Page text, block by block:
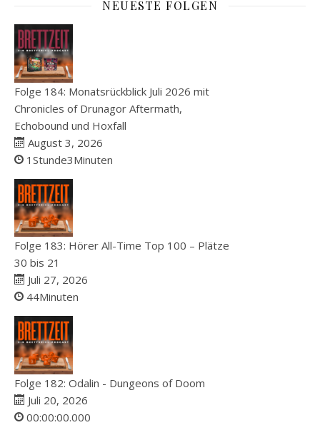
NEUESTE FOLGEN
Folge 184: Monatsrückblick Juli 2026 mit
Chronicles of Drunagor Aftermath,
Echobound und Hoxfall
August 3, 2026
1Stunde3Minuten
Folge 183: Hörer All-Time Top 100 – Plätze
30 bis 21
Juli 27, 2026
44Minuten
Folge 182: Odalin - Dungeons of Doom
Juli 20, 2026
00:00:00.000